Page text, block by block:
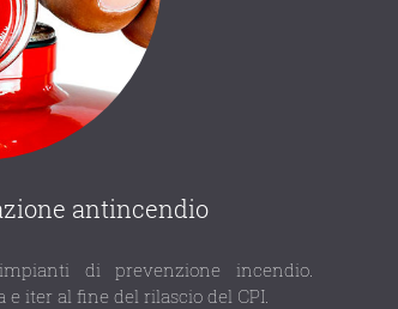
antincendio
di prevenzione incendio.
iter al fine del rilascio del CPI.